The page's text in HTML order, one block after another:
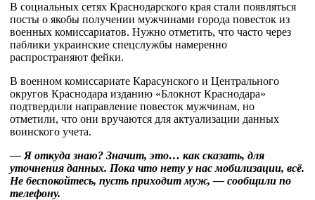
В социальных сетях Краснодарского края стали появляться
посты о якобы получении мужчинами города повесток из
военных комиссариатов. Нужно отметить, что часто через
паблики украинские спецслужбы намеренно
распространяют фейки.
В военном комиссариате Карасунского и Центрального
округов Краснодара изданию «Блокнот Краснодара»
подтвердили направление повесток мужчинам, но
отметили, что они вручаются для актуализации данных
воинского учета.
— Я откуда знаю? Значит, это… как сказать, для
уточнения данных. Пока что нету у нас мобилизации, всё.
Не беспокойтесь, пусть приходит муж, — сообщили по
телефону.